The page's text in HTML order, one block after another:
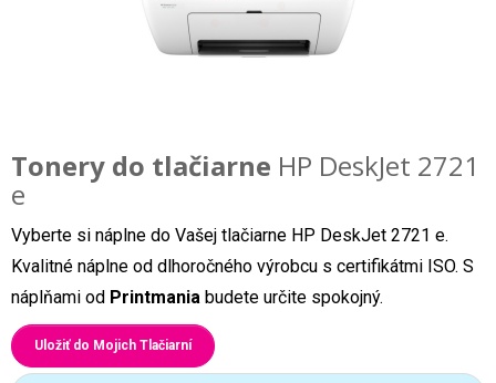
Tonery do tlačiarne HP DeskJet 2721
e
Vyberte si náplne do Vašej tlačiarne HP DeskJet 2721 e.
Kvalitné náplne od dlhoročného výrobcu s certifikátmi ISO. S
náplňami od Printmania budete určite spokojný.
Uložiť do Mojich Tlačiarní